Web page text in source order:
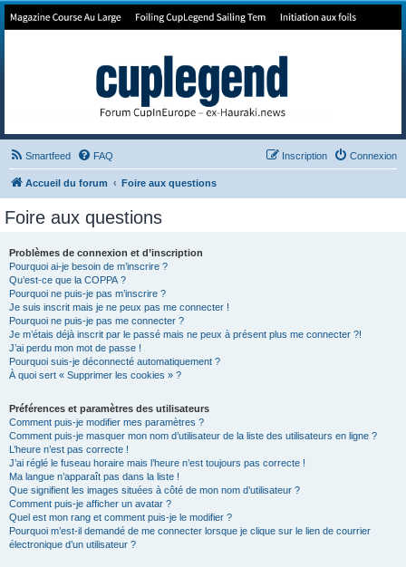
Forum de Cup In Europe
Smartfeed FAQ Connexion
Inscription
Accueil du forum Foire aux questions
Foire aux questions
Problèmes de connexion et d’inscription
Pourquoi ai-je besoin de m’inscrire ?
Qu’est-ce que la COPPA ?
Pourquoi ne puis-je pas m’inscrire ?
Je suis inscrit mais je ne peux pas me connecter !
Pourquoi ne puis-je pas me connecter ?
Je m’étais déjà inscrit par le passé mais ne peux à présent plus me connecter ?!
J’ai perdu mon mot de passe !
Pourquoi suis-je déconnecté automatiquement ?
À quoi sert « Supprimer les cookies » ?
Préférences et paramètres des utilisateurs
Comment puis-je modifier mes paramètres ?
Comment puis-je masquer mon nom d’utilisateur de la liste des utilisateurs en ligne ?
L’heure n’est pas correcte !
J’ai réglé le fuseau horaire mais l’heure n’est toujours pas correcte !
Ma langue n’apparaît pas dans la liste !
Que signifient les images situées à côté de mon nom d’utilisateur ?
Comment puis-je afficher un avatar ?
Quel est mon rang et comment puis-je le modifier ?
Pourquoi m’est-il demandé de me connecter lorsque je clique sur le lien de courrier
électronique d’un utilisateur ?